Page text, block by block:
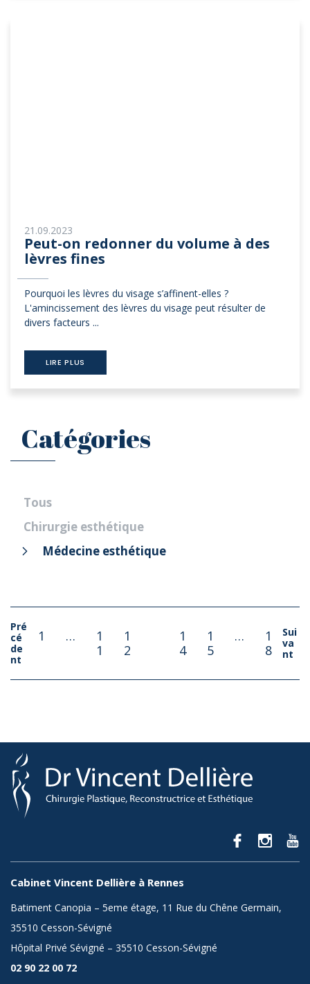
21.09.2023
Peut-on redonner du volume à des
lèvres fines
Pourquoi les lèvres du visage s’affinent-elles ?
L'amincissement des lèvres du visage peut résulter de
divers facteurs ...
LIRE PLUS
Catégories
Tous
Chirurgie esthétique
Médecine esthétique
Pré
cé
de
nt
1 …
1
1
1
2
1
4
1
5
…
1
8
Sui
va
nt
Cabinet Vincent Dellière à Rennes
Batiment Canopia – 5eme étage, 11 Rue du Chêne Germain,
35510 Cesson-Sévigné
Hôpital Privé Sévigné – 35510 Cesson-Sévigné
02 90 22 00 72